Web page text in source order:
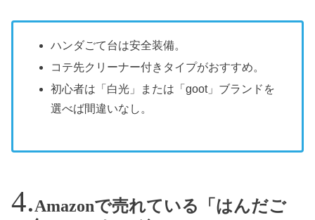
ハンダごて台は安全装備。
コテ先クリーナー付きタイプがおすすめ。
初心者は「白光」または「goot」ブランドを
選べば間違いなし。
Amazonで売れている「はんだご